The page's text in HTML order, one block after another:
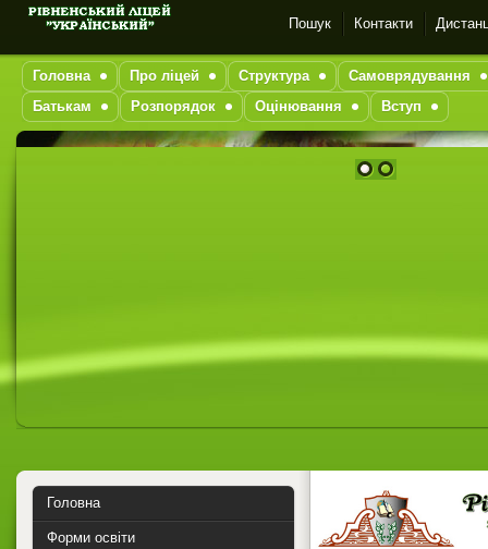
Пошук Контакти
Головна Про ліцей Структура
Самоврядування
Батькам
Розпорядок Оцінювання Вступ
Головна
Форми освіти